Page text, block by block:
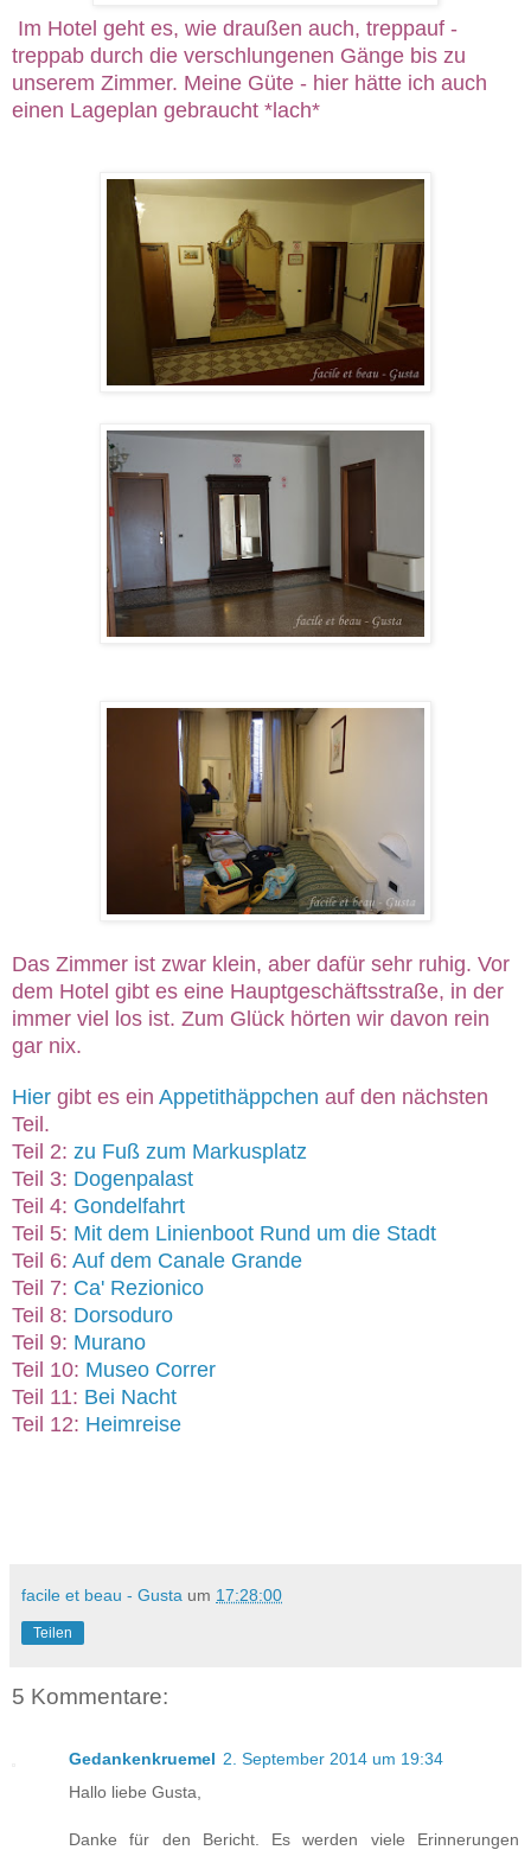
Im Hotel geht es, wie draußen auch, treppauf -
treppab durch die verschlungenen Gänge bis zu
unserem Zimmer. Meine Güte - hier hätte ich auch
einen Lageplan gebraucht *lach*
Das Zimmer ist zwar klein, aber dafür sehr ruhig. Vor
dem Hotel gibt es eine Hauptgeschäftsstraße, in der
immer viel los ist. Zum Glück hörten wir davon rein
gar nix.
Hier gibt es ein Appetithäppchen auf den nächsten
Teil.
Teil 2: zu Fuß zum Markusplatz
Teil 3: Dogenpalast
Teil 4: Gondelfahrt
Teil 5: Mit dem Linienboot Rund um die Stadt
Teil 6: Auf dem Canale Grande
Teil 7: Ca' Rezionico
Teil 8: Dorsoduro
Teil 9: Murano
Teil 10: Museo Correr
Teil 11: Bei Nacht
Teil 12: Heimreise
facile et beau - Gusta um 17:28:00
Teilen
5 Kommentare:
Gedankenkruemel 2. September 2014 um 19:34
Hallo liebe Gusta,
Danke für den Bericht. Es werden viele Erinnerungen